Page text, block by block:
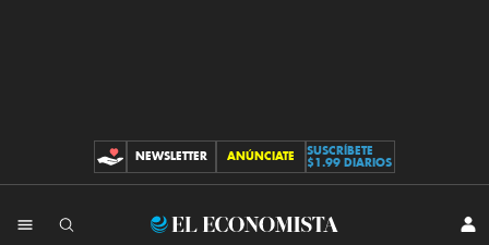
CONTRIBUCIONES
NEWSLETTER ANÚNCIATE
SUSCRÍBETE
$1.99 DIARIOS
El